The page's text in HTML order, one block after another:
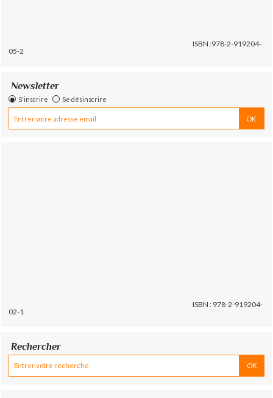
ISBN :978-2-919204-
05-2
Newsletter
S'inscrire Se désinscrire
ISBN : 978-2-919204-
02-1
Rechercher